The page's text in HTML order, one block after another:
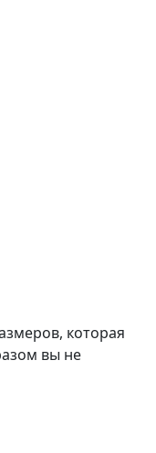
которая
вы не